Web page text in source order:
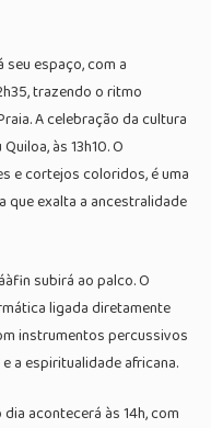
espaço, com a
trazendo o ritmo
A celebração da cultura
às 13h10. O
e cortejos coloridos, é uma
que exalta a ancestralidade
subirá ao palco. O
ligada diretamente
instrumentos percussivos
a espiritualidade africana.
acontecerá às 14h, com